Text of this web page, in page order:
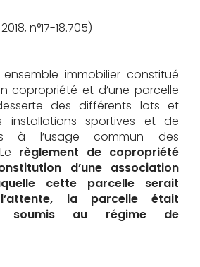
n°17-18.705)
ensemble immobilier constitué
copropriété et d’une parcelle
des différents lots et
installations sportives et de
à l’usage commun des
règlement de copropriété
d’une association
cette parcelle serait
la parcelle était
soumis au régime de